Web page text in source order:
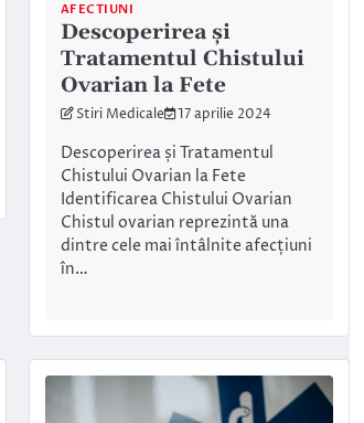
AFECTIUNI
Descoperirea și
Tratamentul Chistului
Ovarian la Fete
Stiri Medicale 17 aprilie 2024
Descoperirea și Tratamentul
Chistului Ovarian la Fete
Identificarea Chistului Ovarian
Chistul ovarian reprezintă una
dintre cele mai întâlnite afecțiuni
în…